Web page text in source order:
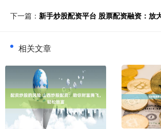
下一篇： 新手炒股配资平台 股票配资融资：放
相关文章